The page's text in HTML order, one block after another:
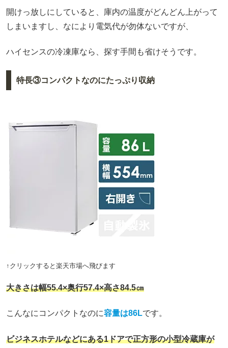
開けっ放しにしていると、庫内の温度がどんどん上がって
しまいますし、なにより電気代が勿体ないですが、
ハイセンスの冷凍庫なら、探す手間も省けそうです。
特長③コンパクトなのにたっぷり収納
↑クリックすると楽天市場へ飛びます
大きさは幅55.4×奥行57.4×高さ84.5㎝
こんなにコンパクトなのに容量は86Lです。
ビジネスホテルなどにある1ドアで正方形の小型冷蔵庫が